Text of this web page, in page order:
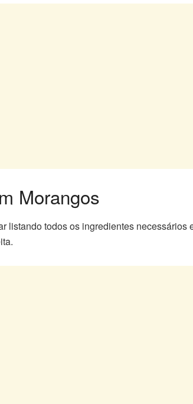
Morangos
listando todos os ingredientes